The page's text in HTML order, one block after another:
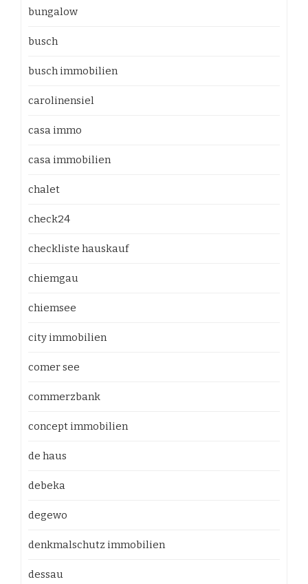
bungalow
busch
busch immobilien
carolinensiel
casa immo
casa immobilien
chalet
check24
checkliste hauskauf
chiemgau
chiemsee
city immobilien
comer see
commerzbank
concept immobilien
de haus
debeka
degewo
denkmalschutz immobilien
dessau